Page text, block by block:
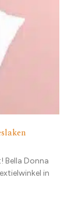
Bella Donna
in